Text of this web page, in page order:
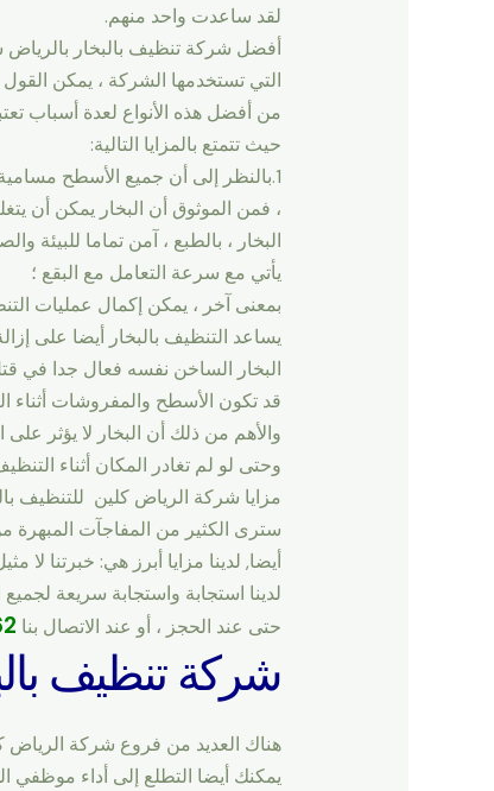
لقد ساعدت واحد منهم.
أفضل شركة تنظيف بالبخار بالرياض
التي تستخدمها الشركة ، يمكن القول
من أفضل هذه الأنواع لعدة أسباب
حيث تتمتع بالمزايا التالية:
1.بالنظر إلى أن جميع الأسطح مسامية
، فمن الموثوق أن البخار يمكن أن
البخار ، بالطبع ، آمن تماما للبيئة
يأتي مع سرعة التعامل مع البقع ؛
بمعنى آخر ، يمكن إكمال عمليات
يساعد التنظيف بالبخار أيضا على
البخار الساخن نفسه فعال جدا في قتل
قد تكون الأسطح والمفروشات أثناء
والأهم من ذلك أن البخار لا يؤثر
وحتى لو لم تغادر المكان أثناء
مزايا شركة الرياض كلين للتنظيف
سترى الكثير من المفاجآت
أيضا, لدينا مزايا أبرز هي: خبرتنا لا مثيل لها ويعود إلى أكثر من 20 سنوات من العمل
لدينا استجابة واستجابة سريعة
حتى عند الحجز ، أو عند الاتصال بنا
شركة تنظيف
هناك العديد من فروع شركة الرياض
يمكنك أيضا التطلع إلى أداء موظفي